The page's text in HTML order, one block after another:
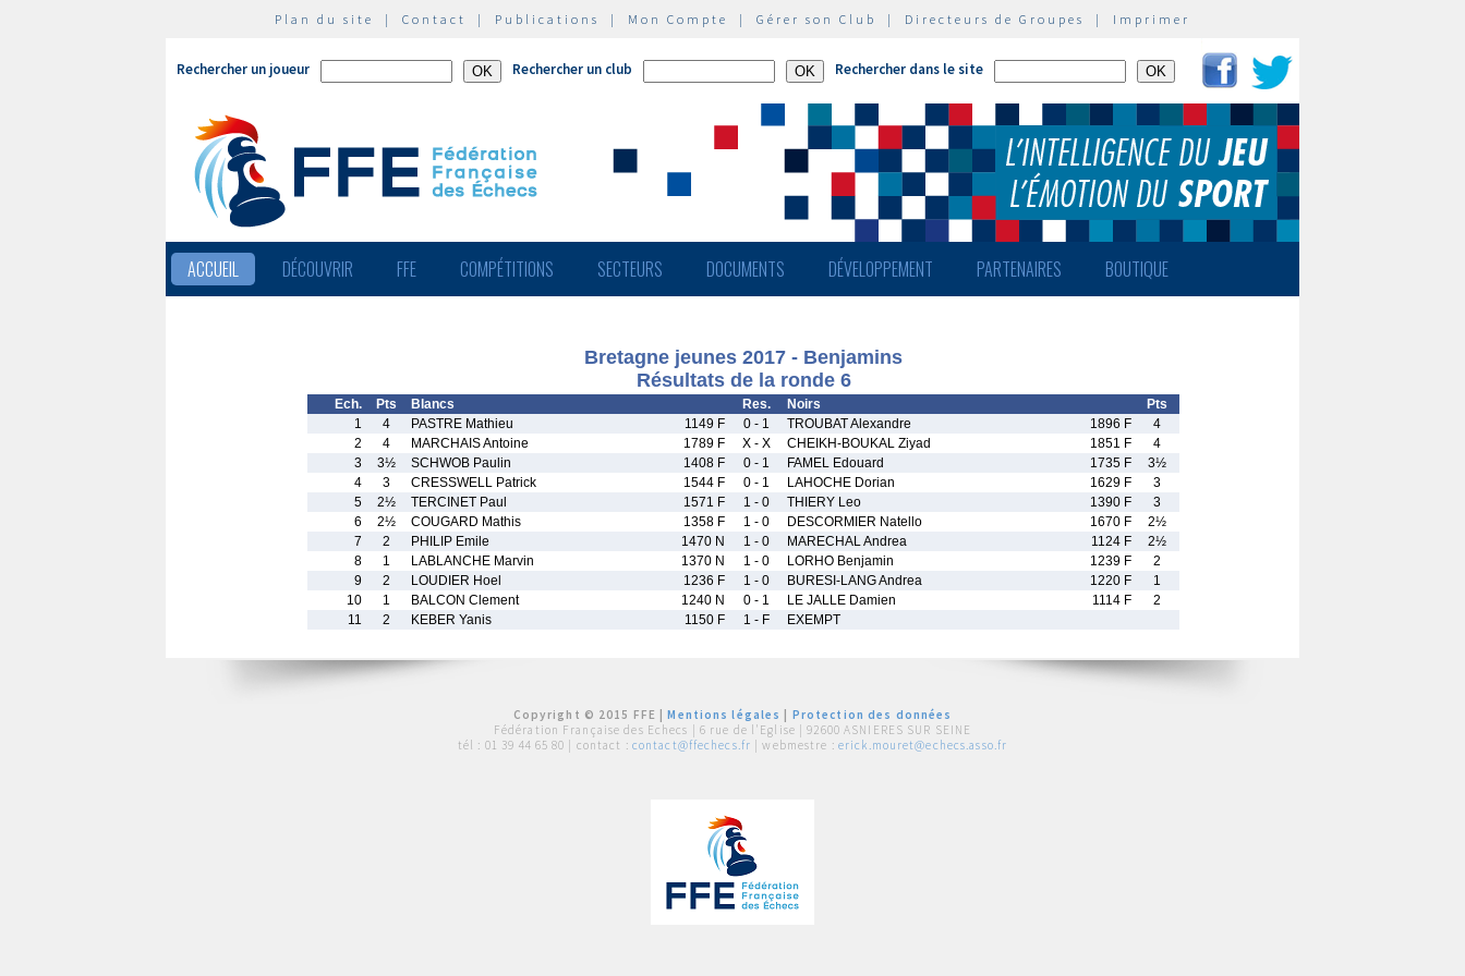
Plan du site | Contact | Publications | Mon Compte | Gérer son Club | Directeurs de Groupes | Imprimer
Rechercher un joueur Rechercher un club Rechercher dans le site
ACCUEIL DÉCOUVRIR FFE COMPÉTITIONS SECTEURS DOCUMENTS DÉVELOPPEMENT PARTENAIRES BOUTIQUE
Bretagne jeunes 2017 - Benjamins
Résultats de la ronde 6
Ech. Pts Blancs Res. Noirs
Pts
1
4 PASTRE Mathieu 1149 F 0 - 1 TROUBAT Alexandre 1896 F
4
2
4 MARCHAIS Antoine 1789 F X - X CHEIKH-BOUKAL Ziyad 1851 F
4
3
3½ SCHWOB Paulin 1408 F 0 - 1 FAMEL Edouard 1735 F
3½
4
3 CRESSWELL Patrick 1544 F 0 - 1 LAHOCHE Dorian 1629 F
3
5
2½ TERCINET Paul 1571 F 1 - 0 THIERY Leo 1390 F
3
6
2½ COUGARD Mathis 1358 F 1 - 0 DESCORMIER Natello 1670 F
2½
7
2 PHILIP Emile 1470 N 1 - 0 MARECHAL Andrea 1124 F
2½
8
1 LABLANCHE Marvin 1370 N 1 - 0 LORHO Benjamin 1239 F
2
9
2 LOUDIER Hoel 1236 F 1 - 0 BURESI-LANG Andrea 1220 F
1
10
1 BALCON Clement 1240 N 0 - 1 LE JALLE Damien 1114 F
2
11
2 KEBER Yanis 1150 F 1 - F EXEMPT
Copyright © 2015 FFE |Mentions légales
Protection des données
Fédération Française des Echecs | 6 rue de l'Eglise | 92600 ASNIERES SUR SEINE
tél : 01 39 44 65 80 | contact : contact@ffechecs.fr | webmestre : erick.mouret@echecs.asso.fr